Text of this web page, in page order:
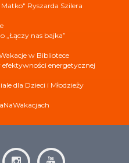
Ryszarda Szilera
„Łączy nas bajka”
w Bibliotece
energetycznej
dla Dzieci i Młodzieży